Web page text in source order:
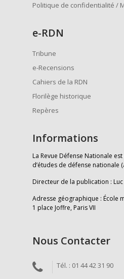
Politique de confidentialité /
e-RDN
Tribune
e-Recensions
Cahiers de la RDN
Florilège historique
Repères
Informations
La Revue Défense Nationale
d’études de défense nationale
Directeur de la publication :
Adresse géographique : École
1 place Joffre, Paris VII
Nous Contacter
Tél. : 01 44 42 31 90